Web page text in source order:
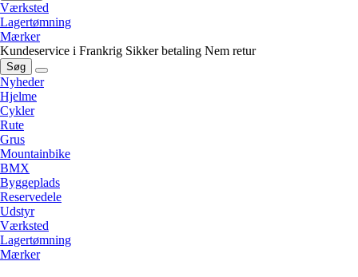
Værksted
Lagertømning
Mærker
Kundeservice i Frankrig Sikker betaling Nem retur
Søg
Nyheder
Hjelme
Cykler
Rute
Grus
Mountainbike
BMX
Byggeplads
Reservedele
Udstyr
Værksted
Lagertømning
Mærker